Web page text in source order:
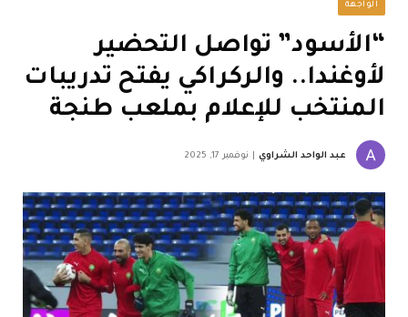
الواجهة
“الأسود” تواصل التحضير
لأوغندا.. والركراكي يفتح تدريبات
المنتخب للإعلام بملعب طنجة
عبد الواحد الشراوي نوفمبر 17, 2025